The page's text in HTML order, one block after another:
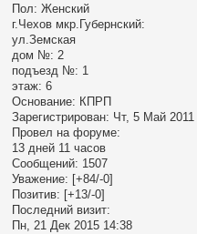
Пол: Женский
г.Чехов мкр.Губернский:
ул.Земская
дом №: 2
подъезд №: 1
этаж: 6
Основание: КПРП
Зарегистрирован: Чт, 5 Май 2011
Провел на форуме:
13 дней 11 часов
Сообщений: 1507
Уважение: [+84/-0]
Позитив: [+13/-0]
Последний визит:
Пн, 21 Дек 2015 14:38